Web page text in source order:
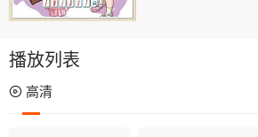
播放列表
高清